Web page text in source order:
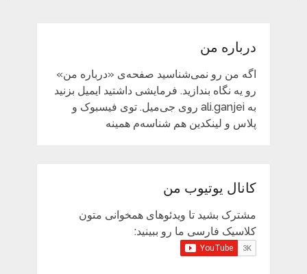
درباره من
اگه من رو نمی‌شناسید صفحه‌ی «درباره من»
رو یه نگاه بندازید. فرمایشی داشتید ایمیل بزنید
به ali.ganjei روی جی‌میل. توی فیسبوک و
پلاس و لینکدین هم شناسه‌م همینه
کانال یوتیوب من
مشترک بشید تا ویدئوهای همخوانی متون
کلاسیک فارسی ما رو ببینید: